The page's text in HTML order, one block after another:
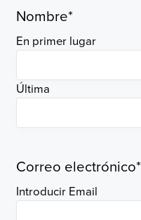
Nombre*
En primer lugar
Última
Correo electrónico*
Introducir Email